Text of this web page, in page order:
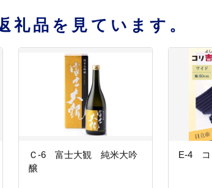
礼品を見ています。
Ｃ-6 富士大観 純米大吟
醸
E-4 コ